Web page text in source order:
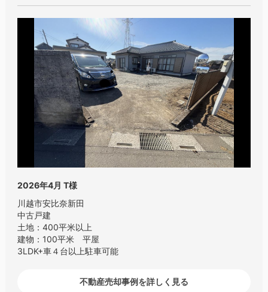
2026年4月 T様
川越市安比奈新田
中古戸建
土地：400平米以上
建物：100平米 平屋
3LDK+車４台以上駐車可能
不動産売却事例を詳しく見る